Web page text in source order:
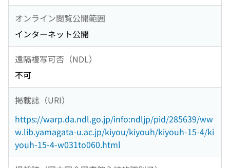
オンライン閲覧公開範囲
インターネット公開
遠隔複写可否（NDL）
不可
掲載誌（URI）
https://warp.da.ndl.go.jp/info:ndljp/pid/285639/ww
w.lib.yamagata-u.ac.jp/kiyou/kiyouh/kiyouh-15-4/ki
youh-15-4-w031to060.html